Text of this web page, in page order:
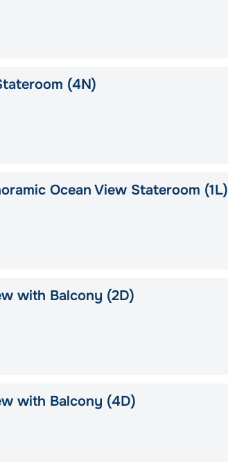
(4N)
Ocean View Stateroom (1L)
with Balcony (2D)
with Balcony (4D)